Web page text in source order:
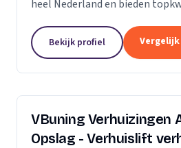
heel Nederland en bieden
verhuisproces te transformeren
Bekijk profiel
VBuning Verhuizingen
Opslag - Verhuislift